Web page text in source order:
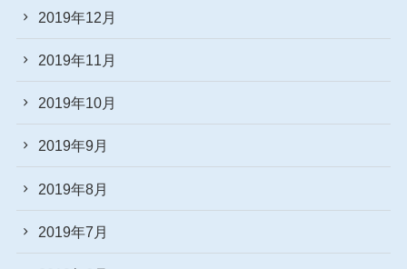
2019年12月
2019年11月
2019年10月
2019年9月
2019年8月
2019年7月